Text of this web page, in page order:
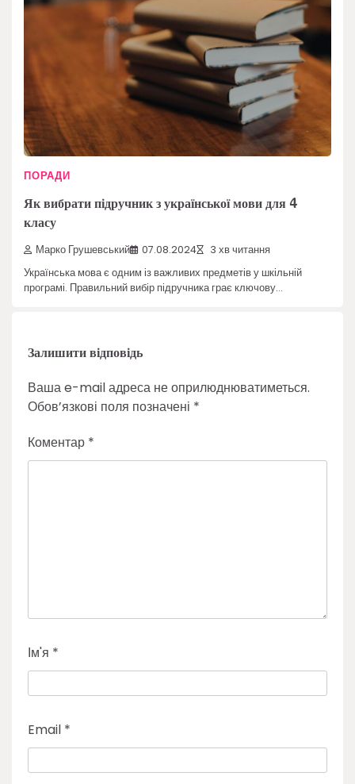
ПОРАДИ
Як вибрати підручник з української мови для 4
класу
Марко Грушевський 07.08.2024 3 хв читання
Українська мова є одним із важливих предметів у шкільній
програмі. Правильний вибір підручника грає ключову…
Залишити відповідь
Ваша e-mail адреса не оприлюднюватиметься.
Обов’язкові поля позначені *
Коментар *
Ім'я *
Email *